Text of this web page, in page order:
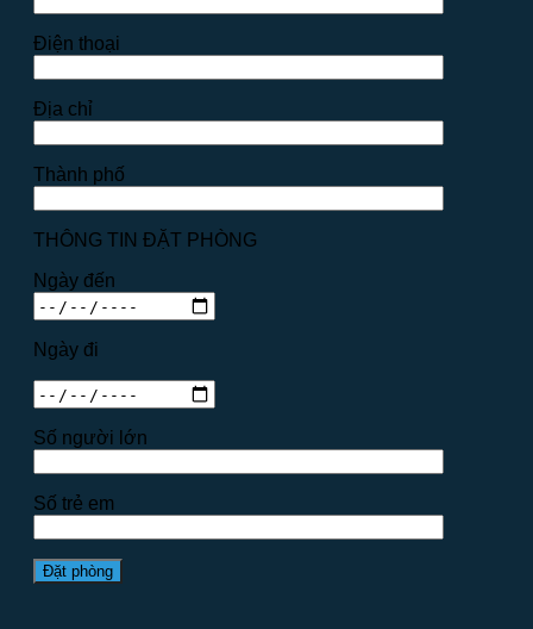
Điện thoại
Địa chỉ
Thành phố
THÔNG TIN ĐẶT PHÒNG
Ngày đến
Ngày đi
Số người lớn
Số trẻ em